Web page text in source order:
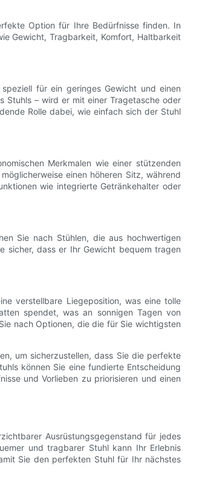
Option für Ihre Bedürfnisse finden. In
Gewicht, Tragbarkeit, Komfort, Haltbarkeit
für ein geringes Gewicht und einen
Stuhls – wird er mit einer Tragetasche oder
Rolle dabei, wie einfach sich der Stuhl
Merkmalen wie einer stützenden
einen höheren Sitz, während
wie integrierte Getränkehalter oder
Sie nach Stühlen, die aus hochwertigen
sicher, dass er Ihr Gewicht bequem tragen
verstellbare Liegeposition, was eine tolle
spendet, was an sonnigen Tagen von
nach Optionen, die die für Sie wichtigsten
um sicherzustellen, dass Sie die perfekte
können Sie eine fundierte Entscheidung
und Vorlieben zu priorisieren und einen
Ausrüstungsgegenstand für jedes
und tragbarer Stuhl kann Ihr Erlebnis
Sie den perfekten Stuhl für Ihr nächstes